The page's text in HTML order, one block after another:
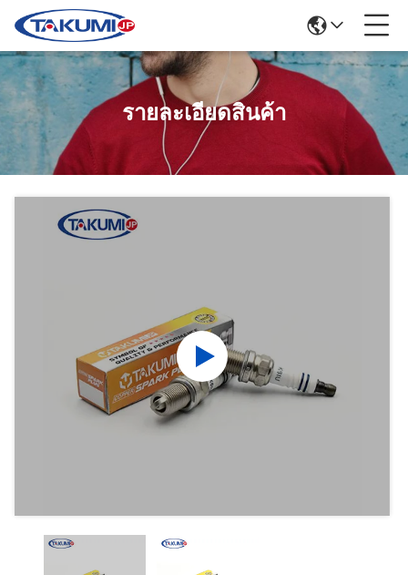
รายละเอียดสินค้า